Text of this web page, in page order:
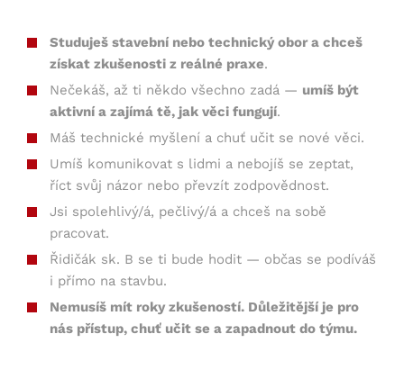
Studuješ stavební nebo technický obor a chceš
získat zkušenosti z reálné praxe.
Nečekáš, až ti někdo všechno zadá — umíš být
aktivní a zajímá tě, jak věci fungují.
Máš technické myšlení a chuť učit se nové věci.
Umíš komunikovat s lidmi a nebojíš se zeptat,
říct svůj názor nebo převzít zodpovědnost.
Jsi spolehlivý/á, pečlivý/á a chceš na sobě
pracovat.
Řidičák sk. B se ti bude hodit — občas se podíváš
i přímo na stavbu.
Nemusíš mít roky zkušeností. Důležitější je pro
nás přístup, chuť učit se a zapadnout do týmu.